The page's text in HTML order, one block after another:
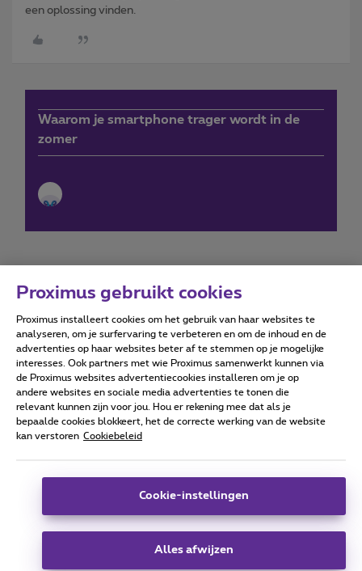
een oplossing vinden.
Waarom je smartphone trager wordt in de
zomer
Forumvoorwaarden Accessibility statement
Alle rechten voorbehouden. © Proximus
Algemene voorwaarden, consumenteninfo
Deze website is gecreëerd en wordt beheerd conform het
Koning Albert II-laan 27 - B-1030 Brussel.
Proximus gebruikt cookies
Proximus installeert cookies om het gebruik van haar websites te
analyseren, om je surfervaring te verbeteren en om de inhoud en de
advertenties op haar websites beter af te stemmen op je mogelijke
interesses. Ook partners met wie Proximus samenwerkt kunnen via
de Proximus websites advertentiecookies installeren om je op
andere websites en sociale media advertenties te tonen die
relevant kunnen zijn voor jou. Hou er rekening mee dat als je
bepaalde cookies blokkeert, het de correcte werking van de website
kan verstoren Cookiebeleid
Cookie-instellingen
Alles afwijzen